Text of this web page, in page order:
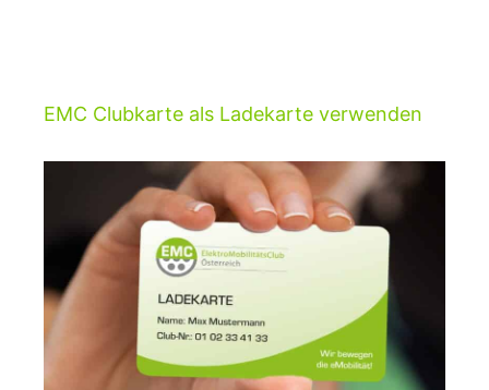
EMC Clubkarte als Ladekarte verwenden